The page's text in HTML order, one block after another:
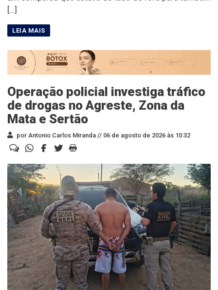
[…]
Operação policial investiga tráfico
de drogas no Agreste, Zona da
Mata e Sertão
por Antonio Carlos Miranda // 06 de agosto de 2026 às 10:32